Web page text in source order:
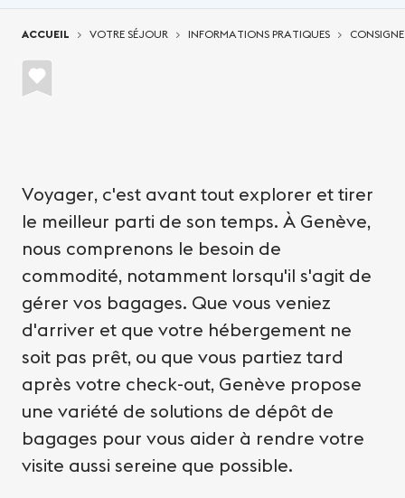
ACCUEIL VOTRE SÉJOUR INFORMATIONS PRATIQUES
Voyager, c'est avant tout explorer et tirer
le meilleur parti de son temps. À Genève,
nous comprenons le besoin de
commodité, notamment lorsqu'il s'agit de
gérer vos bagages. Que vous veniez
d'arriver et que votre hébergement ne
soit pas prêt, ou que vous partiez tard
après votre check-out, Genève propose
une variété de solutions de dépôt de
bagages pour vous aider à rendre votre
visite aussi sereine que possible.